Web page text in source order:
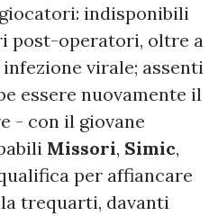
giocatori: indisponibili
post-operatori, oltre a
virale; assenti
essere nuovamente il
- con il giovane
Missori, Simic,
per affiancare
trequarti, davanti